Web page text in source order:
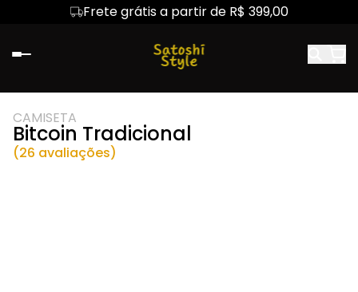
Frete grátis a partir de R$ 399,00
CAMISETA
Bitcoin Tradicional
(26 avaliações)